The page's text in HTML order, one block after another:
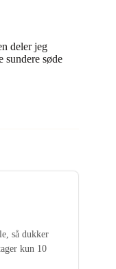
deler jeg
sundere søde
så dukker
kun 10